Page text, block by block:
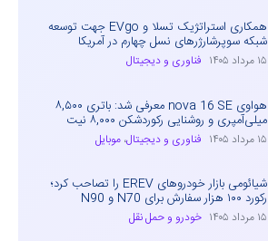
همکاری استراتژیک تسلا و EVgo جهت توسعه
شبکه سوپرشارژرهای نسل چهارم در آمریکا
۱۵ مرداد ۱۴۰۵ فناوری و دیجیتال
هواوی nova 16 SE معرفی شد: باتری ۸,۵۰۰
میلی‌آمپری و روشنایی رکوردشکن ۸,۰۰۰ نیت
۱۵ مرداد ۱۴۰۵ فناوری و دیجیتال، موبایل
شیائومی بازار خودروهای EREV را تصاحب کرد؛
رکورد ۱۰۰ هزار سفارش برای N70 و N90
۱۵ مرداد ۱۴۰۵ خودرو و حمل نقل